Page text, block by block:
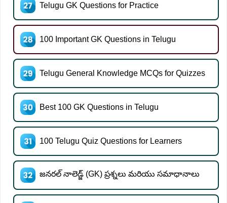
Telugu GK Questions for Practice
100 Important GK Questions in Telugu
Telugu General Knowledge MCQs for Quizzes
Best 100 GK Questions in Telugu
100 Telugu Quiz Questions for Learners
జనరల్ నాలెడ్జ్ (GK) ప్రశ్నలు మరియు సమాధానాలు